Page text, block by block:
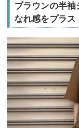
ブラウンの半袖
なれ感をプラス